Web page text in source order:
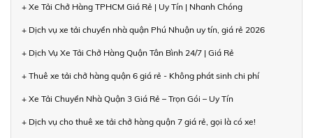
+ Xe Tải Chở Hàng TPHCM Giá Rẻ | Uy Tín | Nhanh Chóng
+ Dịch vụ xe tải chuyển nhà quận Phú Nhuận uy tín, giá rẻ 2026
+ Dịch Vụ Xe Tải Chở Hàng Quận Tân Bình 24/7 | Giá Rẻ
+ Thuê xe tải chở hàng quận 6 giá rẻ - Không phát sinh chi phí
+ Xe Tải Chuyển Nhà Quận 3 Giá Rẻ – Trọn Gói – Uy Tín
+ Dịch vụ cho thuê xe tải chở hàng quận 7 giá rẻ, gọi là có xe!